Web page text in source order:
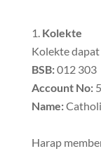
Kolekte
Kolekte
BSB:012 303
Account No:
Name:
Harap